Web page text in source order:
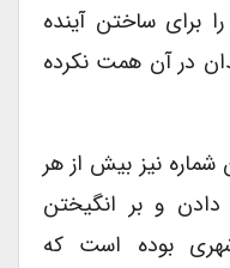
برای ساختن آینده
در آن همت نکرده
نیز بیش از هر
و بر انگیختن
بوده است که